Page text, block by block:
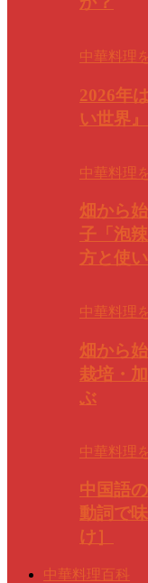
中華料理
2026年
い世界
中華料理
畑から
子「泡
方と使
中華料理
畑から
栽培・
ぶ
中華料理
中国語
動詞で
け］
中華料理百科